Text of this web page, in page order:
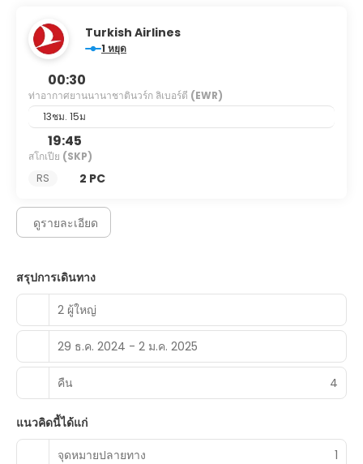
entertainment. Private bathrooms with shower/tub
combinations feature complimentary toiletries and hair
dryers. Conveniences include laptop-compatible safes
Enjoy a meal at the restaurant, or stay in and take
advantage of the hotel's room service (during limited
hours).
Featured amenities include complimentary wired internet
access, a 24-hour business center, and limo/town car
Turkish Airlines
1 หยุด
00:30
ท่าอากาศยานนานาชาตินวร์ก ลิเบอร์ตี (EWR)
13ชม. 15ม
19:45
สโกเปีย (SKP)
RS
2 PC
ดูรายละเอียด
สรุปการเดินทาง
2 ผู้ใหญ่
29 ธ.ค. 2024 - 2 ม.ค. 2025
คืน 4
แนวคิดนี้ได้แก่
จุดหมายปลายทาง
1